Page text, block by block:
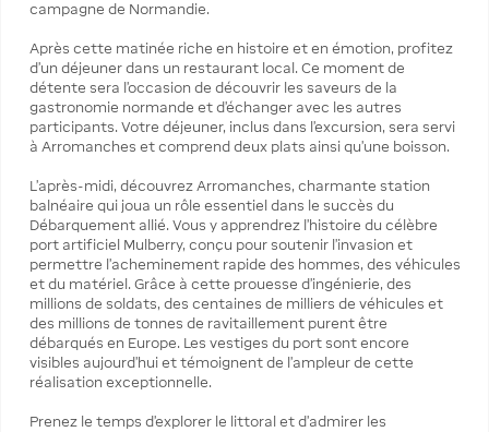
campagne de Normandie.
Après cette matinée riche en histoire et en émotion, profitez
d’un déjeuner dans un restaurant local. Ce moment de
détente sera l’occasion de découvrir les saveurs de la
gastronomie normande et d’échanger avec les autres
participants. Votre déjeuner, inclus dans l’excursion, sera servi
à Arromanches et comprend deux plats ainsi qu’une boisson.
L’après-midi, découvrez Arromanches, charmante station
balnéaire qui joua un rôle essentiel dans le succès du
Débarquement allié. Vous y apprendrez l’histoire du célèbre
port artificiel Mulberry, conçu pour soutenir l’invasion et
permettre l’acheminement rapide des hommes, des véhicules
et du matériel. Grâce à cette prouesse d’ingénierie, des
millions de soldats, des centaines de milliers de véhicules et
des millions de tonnes de ravitaillement purent être
débarqués en Europe. Les vestiges du port sont encore
visibles aujourd’hui et témoignent de l’ampleur de cette
réalisation exceptionnelle.
Prenez le temps d’explorer le littoral et d’admirer les